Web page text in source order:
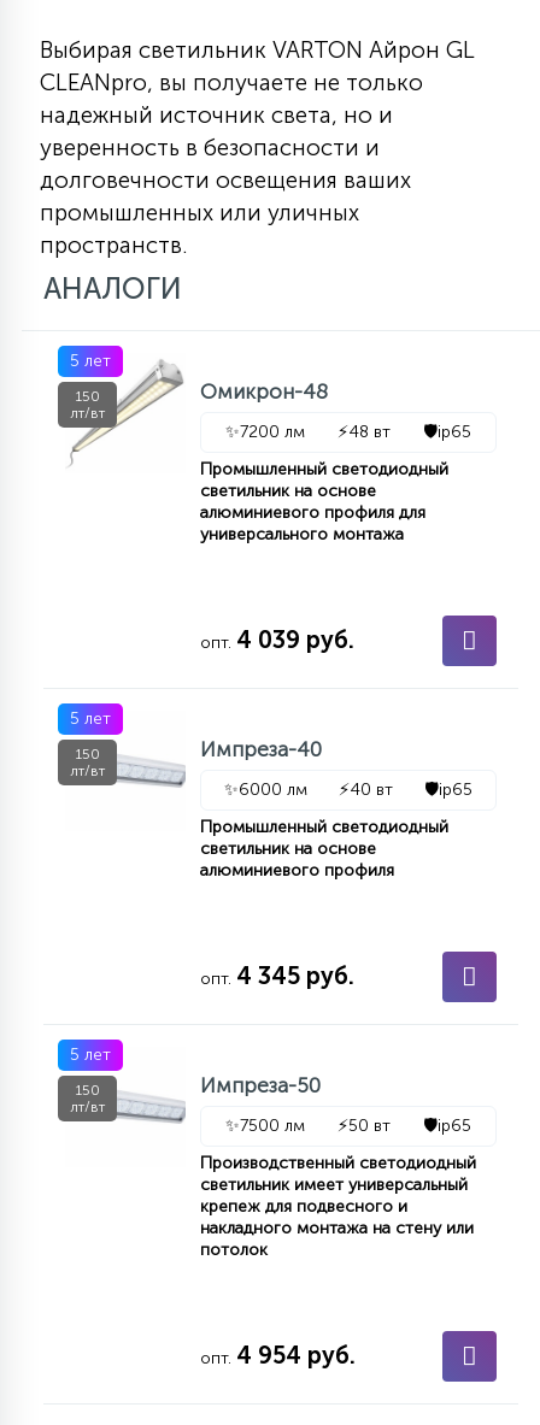
Выбирая светильник VARTON Айрон GL
CLEANpro, вы получаете не только
надежный источник света, но и
уверенность в безопасности и
долговечности освещения ваших
промышленных или уличных
пространств.
АНАЛОГИ
5 лет
150
лт/вт
Омикрон-48
✨7200 лм ⚡48 вт 🛡️ip65
Промышленный светодиодный
светильник на основе
алюминиевого профиля для
универсального монтажа
опт. 4 039 руб.
5 лет
150
лт/вт
Импреза-40
✨6000 лм ⚡40 вт 🛡️ip65
Промышленный светодиодный
светильник на основе
алюминиевого профиля
опт. 4 345 руб.
5 лет
150
лт/вт
Импреза-50
✨7500 лм ⚡50 вт 🛡️ip65
Производственный светодиодный
светильник имеет универсальный
крепеж для подвесного и
накладного монтажа на стену или
потолок
опт. 4 954 руб.